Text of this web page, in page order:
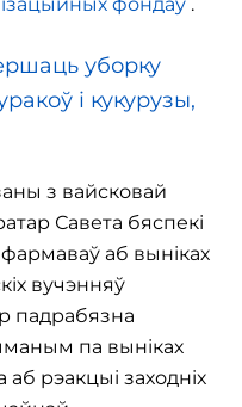
уборку
і кукурузы,
з вайсковай
Савета бяспекі
аб выніках
вучэнняў
падрабязна
па выніках
рэакцыі заходніх